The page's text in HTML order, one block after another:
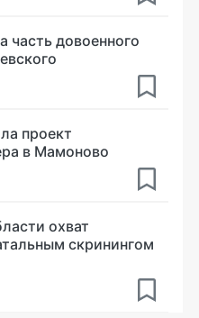
часть довоенного
проект
в Мамоново
охват
скринингом